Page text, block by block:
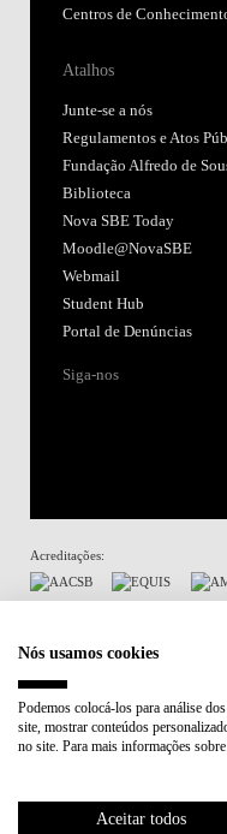
Centros de
Atalhos
Junte-se a nós
Regulamentos e Atos
Fundação Alfredo de
Biblioteca
Nova SBE Today
Moodle@NovaSBE
Webmail
Student Hub
Portal de Denúncias
Siga-nos
Acreditações:
Participa em:
Plano de Recuperação e
Política de Privacidade
Nós usamos cookies
Podemos colocá-los para análise
site, mostrar conteúdos
no site. Para mais informações
Aceitar todos